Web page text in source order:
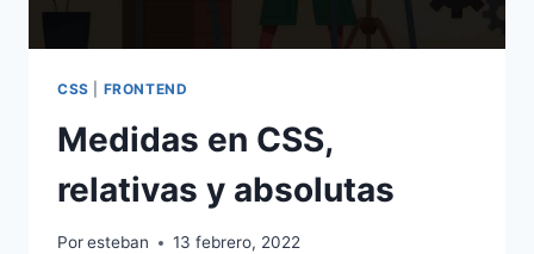
CSS FRONTEND
Medidas en CSS,
relativas y absolutas
Poresteban 13 febrero, 2022